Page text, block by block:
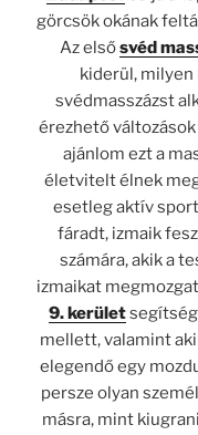
görcsök okának
Az elsősvéd
kiderül,
svédmasszázst
érezhető
ajánlom ezt a
életvitelt élnek
esetleg aktív
fáradt, izmaik
számára, akik a
izmaikat
9. kerület
mellett, valamint
elegendő egy
persze olyan
másra, mint